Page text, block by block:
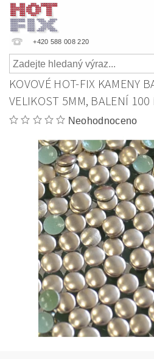
+420 588 008 220
KOVOVÉ HOT-FIX KAMENY
VELIKOST 5MM, BALENÍ
Neohodnoceno